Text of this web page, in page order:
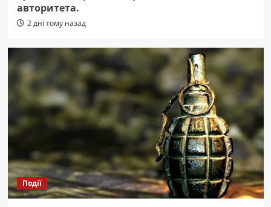
авторитета.
2 дні тому назад
Події